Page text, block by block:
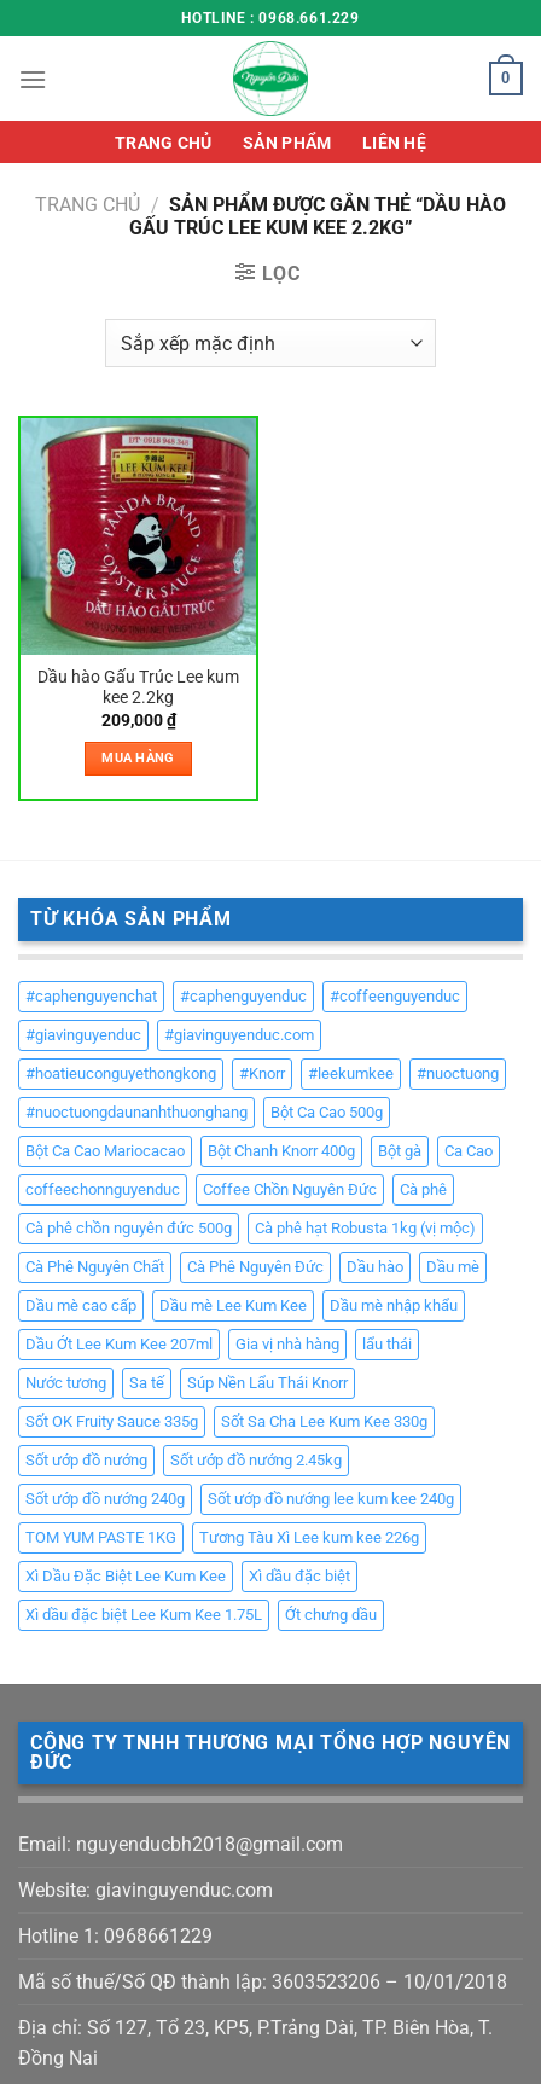
đến
nội
HOTLINE : 0968.661.229
0
TRANG CHỦ SẢN PHẨM LIÊN HỆ
TRANG CHỦ / SẢN PHẨM ĐƯỢC GẮN THẺ “DẦU HÀO
GẤU TRÚC LEE KUM KEE 2.2KG”
LỌC
Dầu hào Gấu Trúc Lee kum
kee 2.2kg
209,000₫
MUA HÀNG
TỪ KHÓA SẢN PHẨM
#caphenguyenchat #caphenguyenduc #coffeenguyenduc
#giavinguyenduc #giavinguyenduc.com
#hoatieuconguyethongkong #Knorr #leekumkee #nuoctuong
#nuoctuongdaunanhthuonghang Bột Ca Cao 500g
Bột Ca Cao Mariocacao Bột Chanh Knorr 400g Bột gà Ca Cao
coffeechonnguyenduc Coffee Chồn Nguyên Đức Cà phê
Cà phê chồn nguyên đức 500g Cà phê hạt Robusta 1kg (vị mộc)
Cà Phê Nguyên Chất Cà Phê Nguyên Đức Dầu hào Dầu mè
Dầu mè cao cấp Dầu mè Lee Kum Kee Dầu mè nhập khẩu
Dầu Ớt Lee Kum Kee 207ml Gia vị nhà hàng lẩu thái
Nước tương Sa tế Súp Nền Lẩu Thái Knorr
Sốt OK Fruity Sauce 335g Sốt Sa Cha Lee Kum Kee 330g
Sốt ướp đồ nướng Sốt ướp đồ nướng 2.45kg
Sốt ướp đồ nướng 240g Sốt ướp đồ nướng lee kum kee 240g
TOM YUM PASTE 1KG Tương Tàu Xì Lee kum kee 226g
Xì Dầu Đặc Biệt Lee Kum Kee Xì dầu đặc biệt
Xì dầu đặc biệt Lee Kum Kee 1.75L Ớt chưng dầu
CÔNG TY TNHH THƯƠNG MẠI TỔNG HỢP NGUYÊN
ĐỨC
Email: nguyenducbh2018@gmail.com
Website: giavinguyenduc.com
Hotline 1: 0968661229
Mã số thuế/Số QĐ thành lập: 3603523206 – 10/01/2018
Địa chỉ: Số 127, Tổ 23, KP5, P.Trảng Dài, TP. Biên Hòa, T.
Đồng Nai